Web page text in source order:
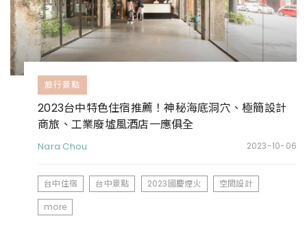
旅行景點
2023台中特色住宿推薦！神秘海底洞穴、極簡設計
商旅、工業廢墟風酒店一應俱全
Nara Chou 2023-10-06
台中住宿 台中景點 2023國慶煙火
空間設計
more